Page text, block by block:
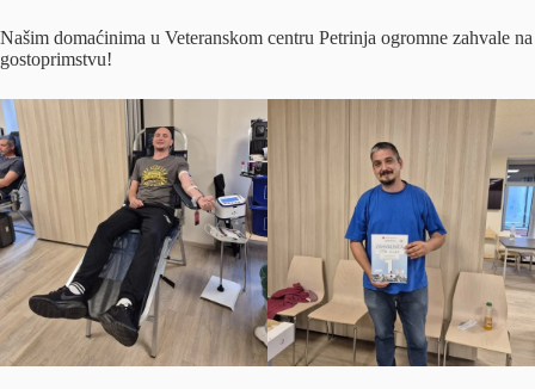
Našim domaćinima u Veteranskom centru Petrinja ogromne zahvale na
gostoprimstvu!